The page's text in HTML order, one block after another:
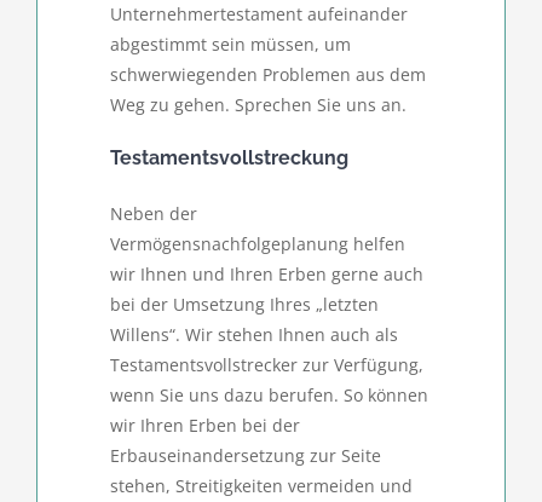
Unternehmertestament aufeinander
abgestimmt sein müssen, um
schwerwiegenden Problemen aus dem
Weg zu gehen. Sprechen Sie uns an.
Testamentsvollstreckung
Neben der
Vermögensnachfolgeplanung helfen
wir Ihnen und Ihren Erben gerne auch
bei der Umsetzung Ihres „letzten
Willens“. Wir stehen Ihnen auch als
Testamentsvollstrecker zur Verfügung,
wenn Sie uns dazu berufen. So können
wir Ihren Erben bei der
Erbauseinandersetzung zur Seite
stehen, Streitigkeiten vermeiden und